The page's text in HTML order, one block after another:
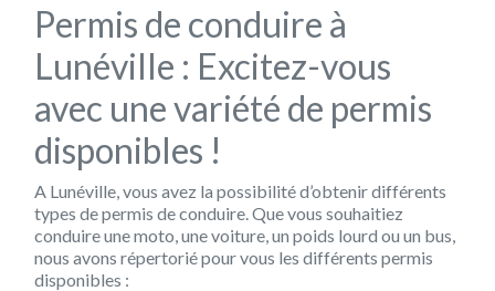
Permis de conduire à
Lunéville : Excitez-vous
avec une variété de permis
disponibles !
A Lunéville, vous avez la possibilité d’obtenir différents
types de permis de conduire. Que vous souhaitiez
conduire une moto, une voiture, un poids lourd ou un bus,
nous avons répertorié pour vous les différents permis
disponibles :